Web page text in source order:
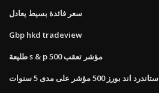
سعر فائدة بسيط يعادل
Gbp hkd tradeview
طليعة s & p 500 مؤشر تعقب
ستاندرد اند بورز 500 مؤشر على مدى 5 سنوات